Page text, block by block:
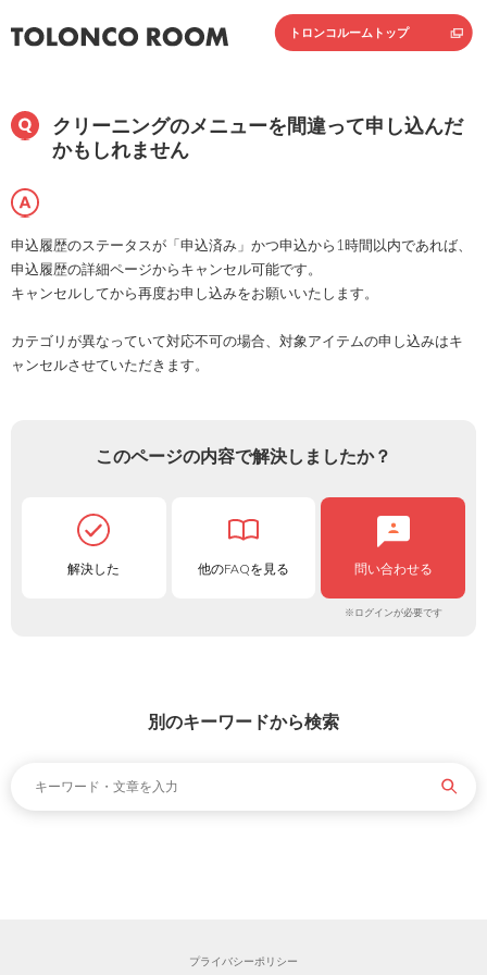
トロンコルームトップ
クリーニングのメニューを間違って申し込んだ
かもしれません
申込履歴のステータスが「申込済み」かつ申込から1時間以内であれば、
申込履歴の詳細ページからキャンセル可能です。
キャンセルしてから再度お申し込みをお願いいたします。
カテゴリが異なっていて対応不可の場合、対象アイテムの申し込みはキ
ャンセルさせていただきます。
このページの内容で解決しましたか？
解決した 他のFAQを見る 問い合わせる
※ログインが必要です
別のキーワードから検索
プライバシーポリシー